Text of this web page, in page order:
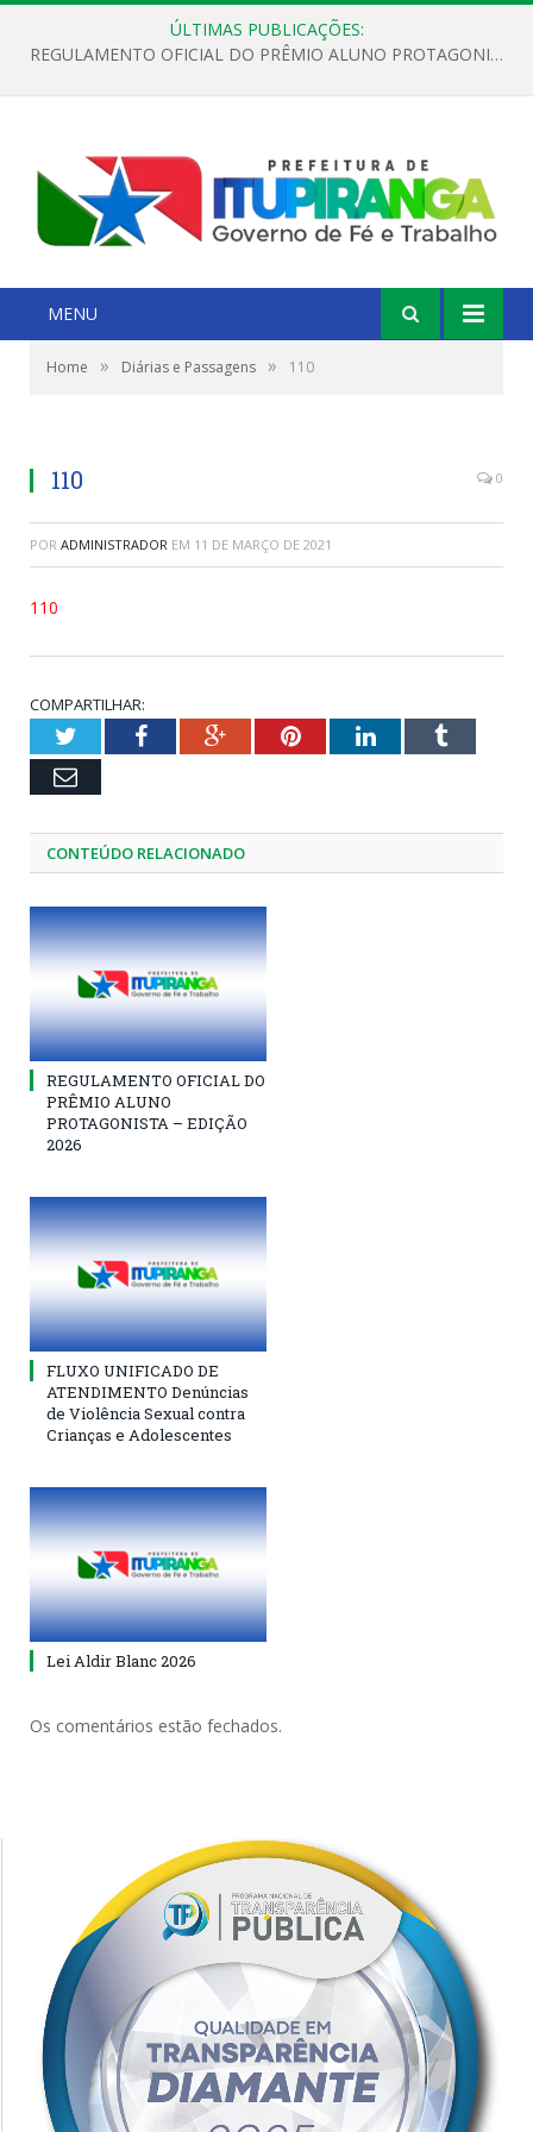
ÚLTIMAS PUBLICAÇÕES:
REGULAMENTO OFICIAL DO PRÊMIO ALUNO PROTAGONISTA – EDIÇÃO 2026
MENU
Home » Diárias e Passagens » 110
110 0
POR ADMINISTRADOR EM 11 DE MARÇO DE 2021
110
COMPARTILHAR:
TwitterFacebookGoogle+PinterestLinkedInTumblr
Email
CONTEÚDO RELACIONADO
REGULAMENTO OFICIAL DO
PRÊMIO ALUNO
PROTAGONISTA – EDIÇÃO
2026
FLUXO UNIFICADO DE
ATENDIMENTO Denúncias
de Violência Sexual contra
Crianças e Adolescentes
Lei Aldir Blanc 2026
Os comentários estão fechados.